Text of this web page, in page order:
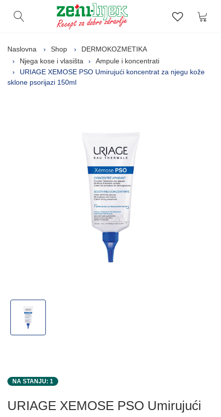
Otvori pretragu Lista
Naslovna Shop
DERMOKOZMETIKA
Njega kose i vlasišta
Ampule i koncentrati
URIAGE XEMOSE PSO Umirujući koncentrat za njegu kože
sklone psorijazi 150ml
NA STANJU: 1
URIAGE XEMOSE PSO Umirujući